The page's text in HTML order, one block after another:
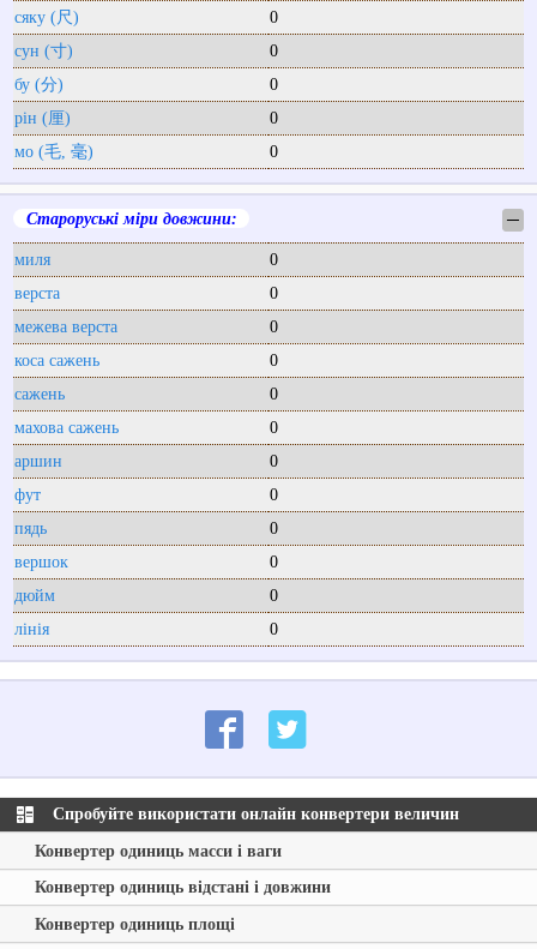
сяку (尺)
0
сун (寸)
0
бу (分)
0
рін (厘)
0
мо (毛, 毫)
0
Староруські міри довжини: ─
миля
0
верста
0
межева верста
0
коса сажень
0
сажень
0
махова сажень
0
аршин
0
фут
0
пядь
0
вершок
0
дюйм
0
лінія
0
Спробуйте використати онлайн конвертери величин
Конвертер одиниць масси і ваги
Конвертер одиниць відстані і довжини
Конвертер одиниць площі